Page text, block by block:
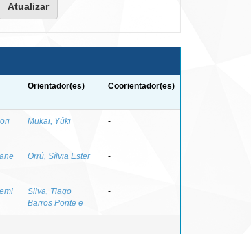
Orientador(es) Coorientador(es)
Mukai, Yûki -
Orrú, Sílvia Ester -
Silva, Tiago
Barros Ponte e
-